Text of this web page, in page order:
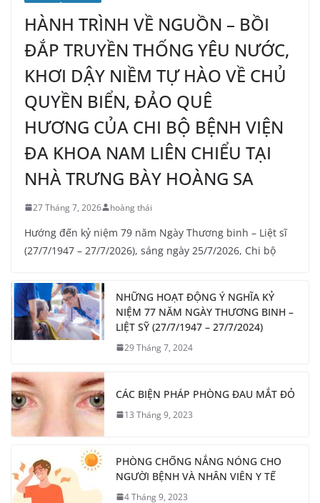
HÀNH TRÌNH VỀ NGUỒN – BỒI
ĐẮP TRUYỀN THỐNG YÊU NƯỚC,
KHƠI DẬY NIỀM TỰ HÀO VỀ CHỦ
QUYỀN BIỂN, ĐẢO QUÊ
HƯƠNG CỦA CHI BỘ BỆNH VIỆN
ĐA KHOA NAM LIÊN CHIỂU TẠI
NHÀ TRƯNG BÀY HOÀNG SA
27 Tháng 7, 2026 hoàng thái
Hướng đến kỷ niệm 79 năm Ngày Thương binh – Liệt sĩ
(27/7/1947 – 27/7/2026), sáng ngày 25/7/2026, Chi bộ
NHỮNG HOẠT ĐỘNG Ý NGHĨA KỶ
NIỆM 77 NĂM NGÀY THƯƠNG BINH –
LIỆT SỸ (27/7/1947 – 27/7/2024)
29 Tháng 7, 2024
CÁC BIỆN PHÁP PHÒNG ĐAU MẮT ĐỎ
13 Tháng 9, 2023
PHÒNG CHỐNG NẮNG NÓNG CHO
NGƯỜI BỆNH VÀ NHÂN VIÊN Y TẾ
4 Tháng 9, 2023